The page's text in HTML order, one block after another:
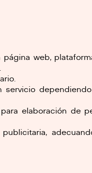
web,
servicio
elaboración de